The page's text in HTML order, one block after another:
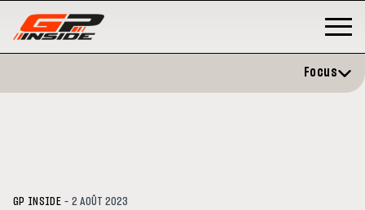
Focus
GP INSIDE -2 AOÛT 2023